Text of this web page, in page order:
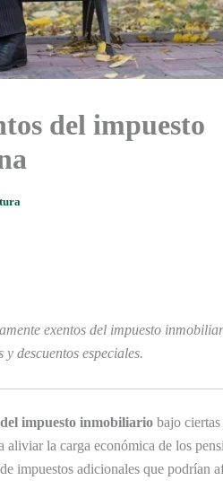
del impuesto
exentos del impuesto
descuentos especiales.
impuesto inmobiliario bajo
la carga económica de los
impuestos adicionales que podrían